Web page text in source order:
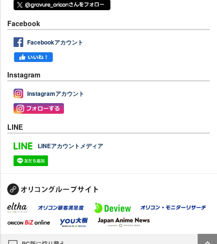
Facebook
Facebookアカウント
Instagram
Instagramアカウント
LINE
LINEアカウントメディア